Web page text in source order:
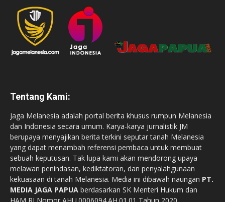
Tentang Kami:
Jaga Melanesia adalah portal berita khusus rumpun Melanesia
dan Indonesia secara umum. Karya-karya jurnalistik JM
berupaya menyajikan berita terkini seputar tanah Melanesia
yang dapat menambah referensi pembaca untuk membuat
sebuah keputusan. Tak lupa kami akan mendorong upaya
melawan penindasan, kediktatoran, dan penyalahgunaan
kekuasaan di tanah Melanesia. Media ini dibawah naungan PT.
MEDIA JAGA PAPUA berdasarkan SK Menteri Hukum dan